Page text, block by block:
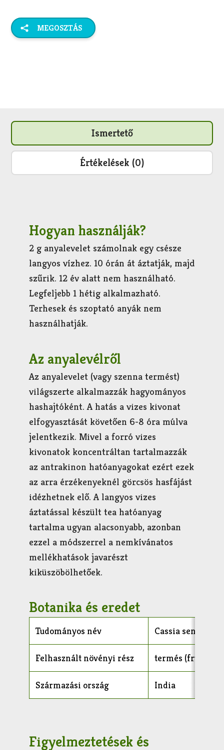
MEGOSZTÁS
Ismertető
Értékelések (0)
Hogyan használják?
2 g anyalevelet számolnak egy csésze
langyos vízhez. 10 órán át áztatják, majd
szűrik. 12 év alatt nem használható.
Legfeljebb 1 hétig alkalmazható.
Terhesek és szoptató anyák nem
használhatják.
Az anyalevélről
Az anyalevelet (vagy szenna termést)
világszerte alkalmazzák hagyományos
hashajtóként. A hatás a vizes kivonat
elfogyasztását követően 6-8 óra múlva
jelentkezik. Mivel a forró vizes
kivonatok koncentráltan tartalmazzák
az antrakinon hatóanyagokat ezért ezek
az arra érzékenyeknél görcsös hasfájást
idézhetnek elő. A langyos vizes
áztatással készült tea hatóanyag
tartalma ugyan alacsonyabb, azonban
ezzel a módszerrel a nemkívánatos
mellékhatások javarészt
kiküszöbölhetőek.
Botanika és eredet
Tudományos név Cassia senna
Felhasznált növényi rész termés (fructus)
Származási ország India
Figyelmeztetések és